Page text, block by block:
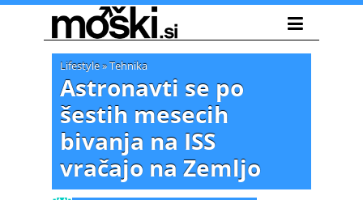
Lifestyle»Tehnika
Astronavti se po
šestih mesecih
bivanja na ISS
vračajo na Zemljo